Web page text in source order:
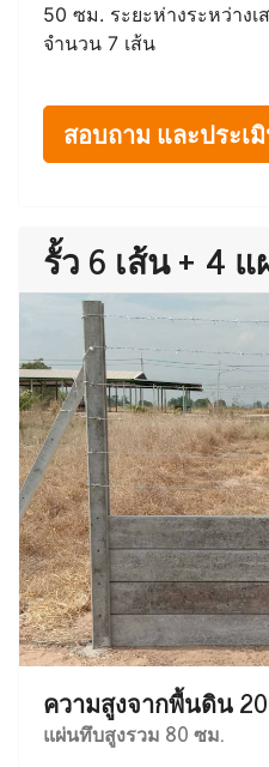
50 ซม. ระยะห่างระหว่าง
จำนวน 7 เส้น
สอบถาม และประเ
รั้ว 6 เส้น + 4
ความสูงจากพื้นดิน
แผ่นทึบสูงรวม 80 ซม.